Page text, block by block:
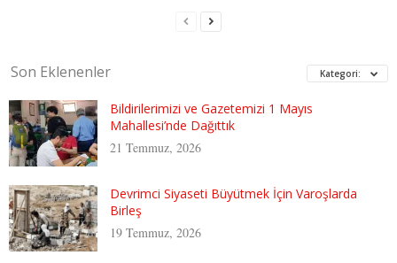
Son Eklenenler Kategori:
Bildirilerimizi ve Gazetemizi 1 Mayıs
Mahallesi’nde Dağıttık
21 Temmuz, 2026
Devrimci Siyaseti Büyütmek İçin Varoşlarda
Birleş
19 Temmuz, 2026